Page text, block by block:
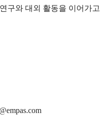
구와 대외 활동을 이어가